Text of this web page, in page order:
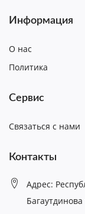
Информация
О нас
Политика
Сервис
Связаться с нами
Контакты
Адрес: